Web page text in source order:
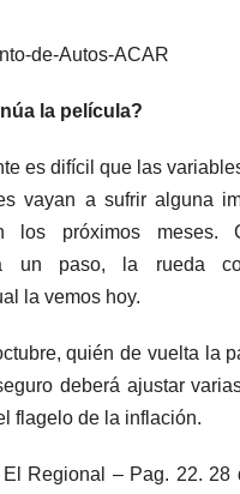
la película?
es difícil que las
vayan a sufrir alguna
los próximos meses.
un paso, la rueda
la vemos hoy.
quién de vuelta la
deberá ajustar
flagelo de la inflación.
Regional – Pag. 22. 28